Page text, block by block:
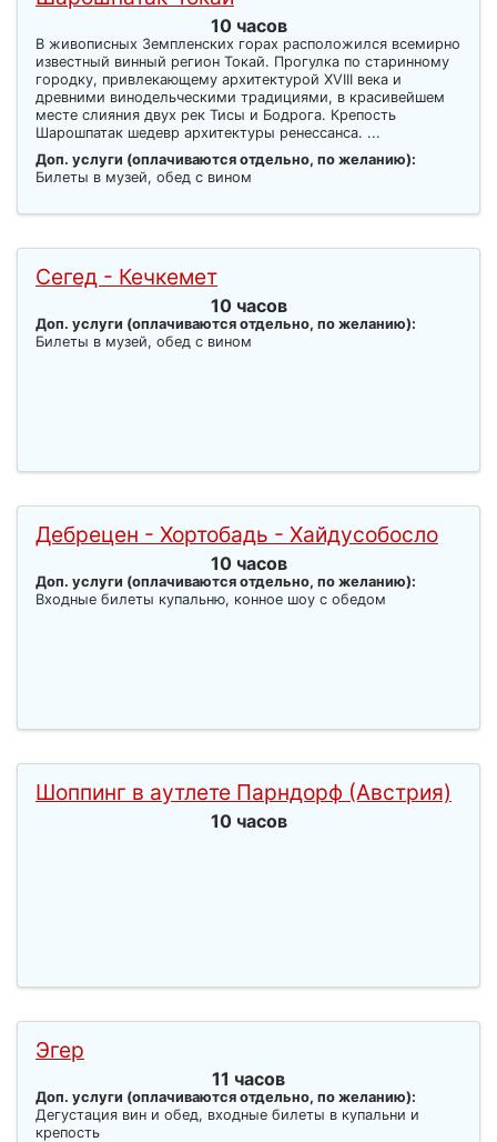
10 часов
В живописных Земпленских горах расположился всемирно
известный винный регион Токай. Прогулка по старинному
городку, привлекающему архитектурой XVIII века и
древними винодельческими традициями, в красивейшем
месте слияния двух рек Тисы и Бодрога. Крепость
Шарошпатак шедевр архитектуры ренессанса. ...
Доп. услуги (оплачиваются отдельно, по желанию):
Билеты в музей, обед с вином
Сегед - Кечкемет
10 часов
Доп. услуги (оплачиваются отдельно, по желанию):
Билеты в музей, обед с вином
Дебрецен - Хортобадь - Хайдусобосло
10 часов
Доп. услуги (оплачиваются отдельно, по желанию):
Входные билеты купальню, конное шоу с обедом
Шоппинг в аутлете Парндорф (Австрия)
10 часов
Эгер
11 часов
Доп. услуги (оплачиваются отдельно, по желанию):
Дегустация вин и обед, входные билеты в купальни и
крепость